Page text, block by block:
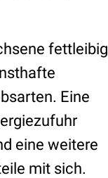
fettleibig
Eine
eine weitere
mit sich.